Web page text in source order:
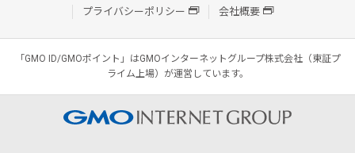
プライバシーポリシー
会社概要
「GMO ID/GMOポイント」はGMOインターネットグループ株式会社（東証プ
ライム上場）が運営しています。